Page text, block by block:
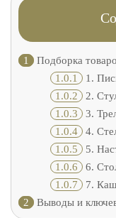
1
Подборка
1.0.1
1.
1.0.2
2.
1.0.3
3.
1.0.4
4.
1.0.5
5.
1.0.6
6.
1.0.7
7.
2
Выводы и